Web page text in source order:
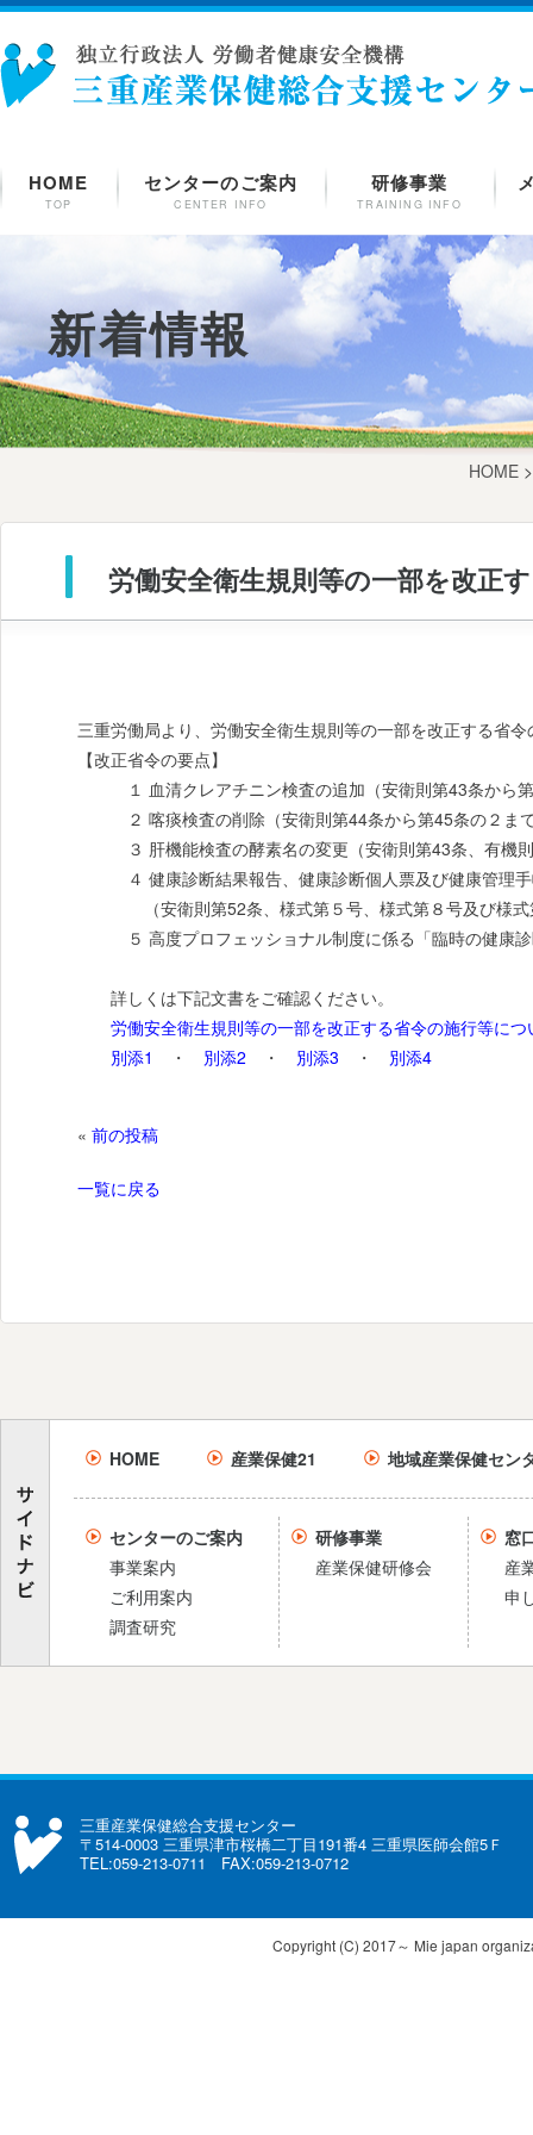
HOME
TOP
センターのご案内
CENTER INFO
研修事業
TRAINING INFO
新着情報
HOME
労働安全衛生規則等の一部を改正
三重労働局より、労働安全衛生規則等の一部を改正する省
【改正省令の要点】
１ 血清クレアチニン検査の追加（安衛則第43条から
２ 喀痰検査の削除（安衛則第44条から第45条の２ま
３ 肝機能検査の酵素名の変更（安衛則第43条、有機則
４ 健康診断結果報告、健康診断個人票及び健康管理手
（安衛則第52条、様式第５号、様式第８号及び様式
５ 高度プロフェッショナル制度に係る「臨時の健康診
詳しくは下記文書をご確認ください。
労働安全衛生規則等の一部を改正する省令の施行等につ
別添1
・ 別添2 ・ 別添3 ・ 別添4
« 前の投稿
一覧に戻る
HOME 産業保健21 地域産業保健セン
センターのご案内
事業案内
ご利用案内
調査研究
研修事業
産業保健研修会
窓
産
申
三重産業保健総合支援センター
〒514-0003 三重県津市桜橋二丁目191番4 三重県医師会館5Ｆ
TEL:059-213-0711 FAX:059-213-0712
Copyright (C) 2017～ Mie japan